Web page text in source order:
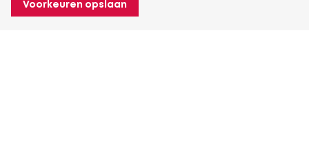
Voorkeuren opslaan